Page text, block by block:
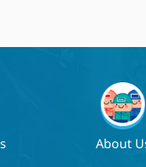
About